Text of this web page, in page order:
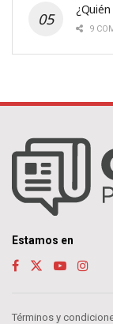
9
Estamos en
Términos y